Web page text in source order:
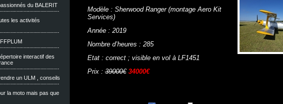
du BALERIT
les activités
interactif des
un ULM , conseils
la moto mais pas que
Modèle : Sherwood Ranger (montage Aero Kit
Services)
Année : 2019
Nombre d’heures : 285
Etat : correct ; visible en vol à LF1451
Prix :39000€ 34000€